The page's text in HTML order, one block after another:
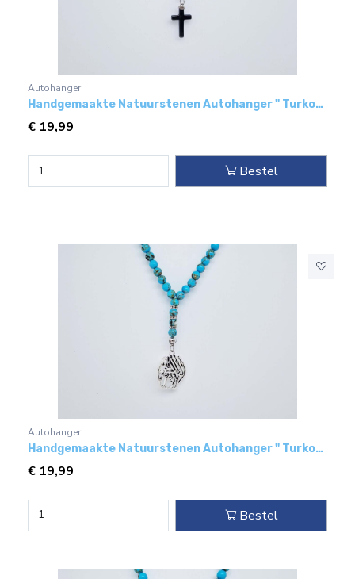
Autohanger
Handgemaakte Natuurstenen Autohanger " Turkoois bakeliet"- Met metaal hanger - "Hematiet Kruis"
€ 19,99
Bestel
Autohanger
Handgemaakte Natuurstenen Autohanger " Turkoois bakeliet"- Met metaal hanger - "Koran"
€ 19,99
Bestel